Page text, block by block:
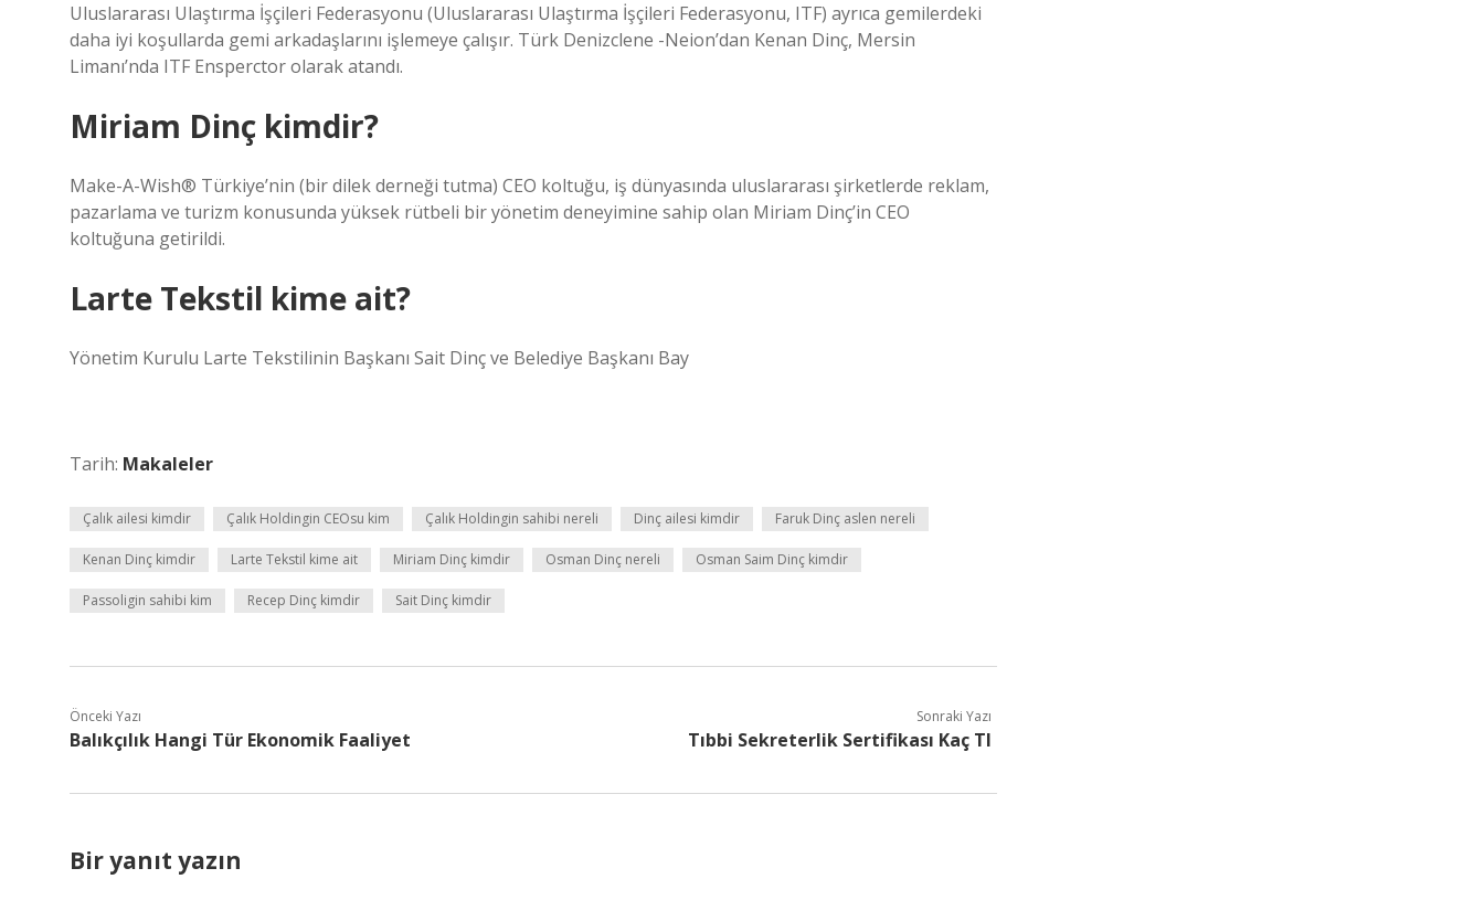
Uluslararası Ulaştırma İşçileri Federasyonu (Uluslararası Ulaştırma İşçileri Federasyonu, ITF) ayrıca gemilerdeki
daha iyi koşullarda gemi arkadaşlarını işlemeye çalışır. Türk Denizclene -Neion’dan Kenan Dinç, Mersin
Limanı’nda ITF Ensperctor olarak atandı.
Miriam Dinç kimdir?
Make-A-Wish® Türkiye’nin (bir dilek derneği tutma) CEO koltuğu, iş dünyasında uluslararası şirketlerde reklam,
pazarlama ve turizm konusunda yüksek rütbeli bir yönetim deneyimine sahip olan Miriam Dinç’in CEO
koltuğuna getirildi.
Larte Tekstil kime ait?
Yönetim Kurulu Larte Tekstilinin Başkanı Sait Dinç ve Belediye Başkanı Bay
Tarih: Makaleler
Çalık ailesi kimdir Çalık Holdingin CEOsu kim Çalık Holdingin sahibi nereli Dinç ailesi kimdir Faruk Dinç aslen nereli
Kenan Dinç kimdir Larte Tekstil kime ait Miriam Dinç kimdir Osman Dinç nereli Osman Saim Dinç kimdir
Passoligin sahibi kim Recep Dinç kimdir Sait Dinç kimdir
Önceki Yazı
Balıkçılık Hangi Tür Ekonomik Faaliyet
Sonraki Yazı
Tıbbi Sekreterlik Sertifikası Kaç Tl
Bir yanıt yazın